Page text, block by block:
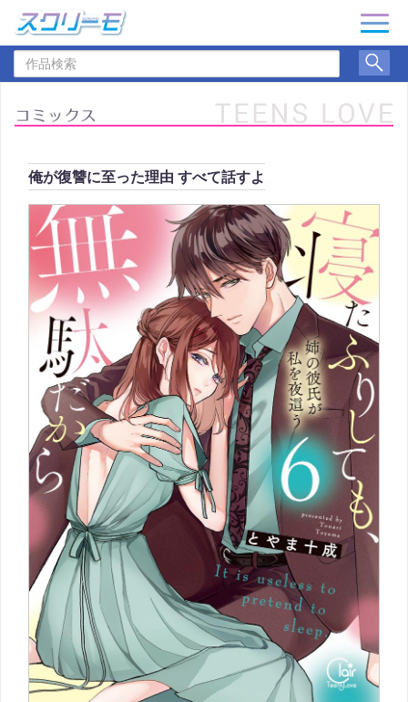
品
索
ナ
ゲ
ー
ョ
ン
俺が復讐に至った理由 すべて話すよ